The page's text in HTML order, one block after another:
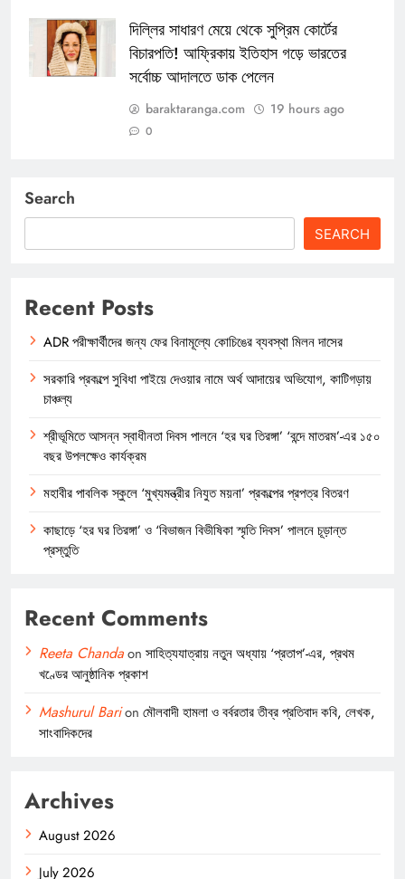
দিল্লির সাধারণ মেয়ে থেকে সুপ্রিম কোর্টের
বিচারপতি! আফ্রিকায় ইতিহাস গড়ে ভারতের
সর্বোচ্চ আদালতে ডাক পেলেন
baraktaranga.com 19 hours ago
0
Search
SEARCH
Recent Posts
ADR পরীক্ষার্থীদের জন্য ফের বিনামূল্যে কোচিঙের ব্যবস্থা মিলন দাসের
সরকারি প্রকল্পে সুবিধা পাইয়ে দেওয়ার নামে অর্থ আদায়ের অভিযোগ, কাটিগড়ায়
চাঞ্চল্য
শ্রীভূমিতে আসন্ন স্বাধীনতা দিবস পালনে ‘হর ঘর তিরঙ্গা’ ‘বন্দে মাতরম’-এর ১৫০
বছর উপলক্ষেও কার্যক্রম
মহাবীর পাবলিক স্কুলে ‘মুখ্যমন্ত্রীর নিযুত ময়না’ প্রকল্পের প্রপত্র বিতরণ
কাছাড়ে ‘হর ঘর তিরঙ্গা’ ও ‘বিভাজন বিভীষিকা স্মৃতি দিবস’ পালনে চূড়ান্ত
প্রস্তুতি
Recent Comments
Reeta Chandaon সাহিত্যযাত্রায় নতুন অধ্যায় ‘প্রতাপ’-এর, প্রথম
খণ্ডের আনুষ্ঠানিক প্রকাশ
Mashurul Barion মৌলবাদী হামলা ও বর্বরতার তীব্র প্রতিবাদ কবি, লেখক,
সাংবাদিকদের
Archives
August 2026
July 2026